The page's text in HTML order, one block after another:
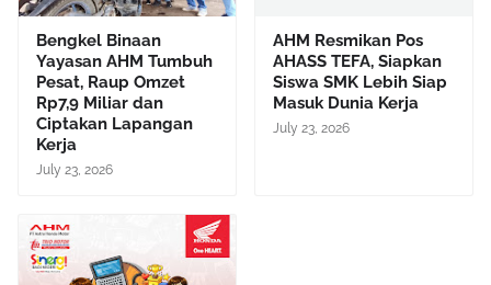
Bengkel Binaan
Yayasan AHM Tumbuh
Pesat, Raup Omzet
Rp7,9 Miliar dan
Ciptakan Lapangan
Kerja
July 23, 2026
AHM Resmikan Pos
AHASS TEFA, Siapkan
Siswa SMK Lebih Siap
Masuk Dunia Kerja
July 23, 2026